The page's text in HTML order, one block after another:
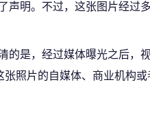
声明。不过，这张图片经过
的是，经过媒体曝光之后，
张照片的自媒体、商业机构